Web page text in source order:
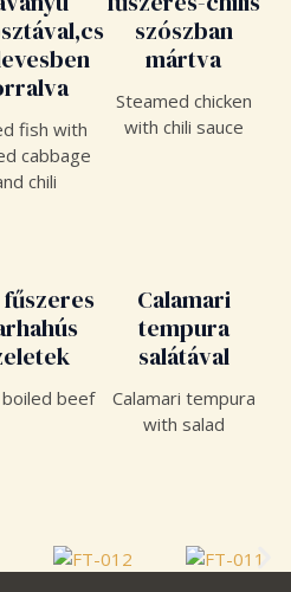
fish with
cabbage
chili
szószban
mártva
Steamed chicken
with chili sauce
boiled beef
Calamari
tempura
salátával
Calamari tempura
with salad